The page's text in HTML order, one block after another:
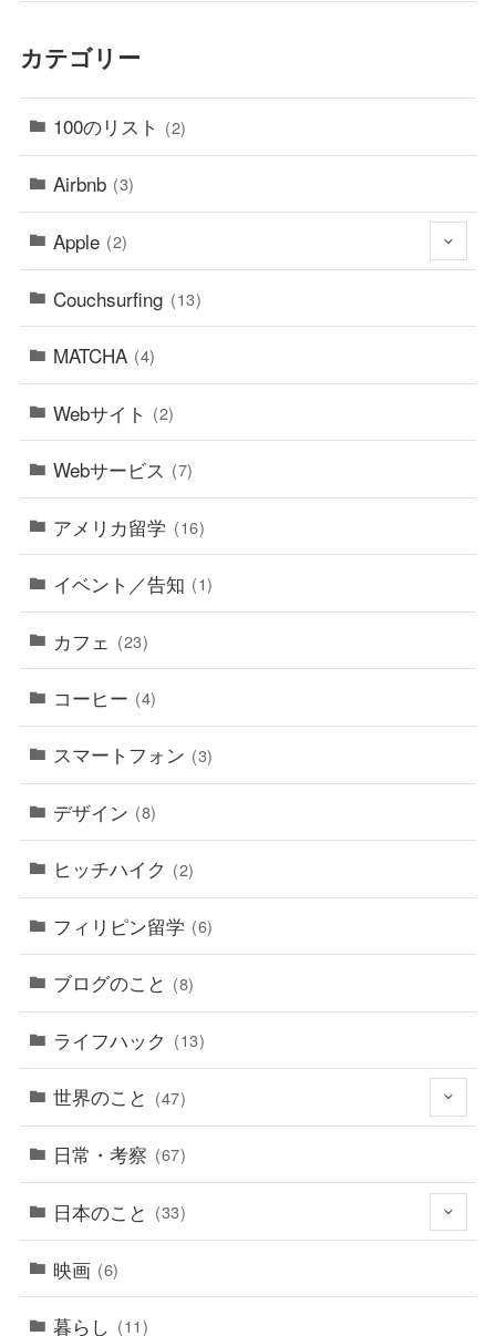
カテゴリー
100のリスト (2)
Airbnb (3)
Apple (2)
Couchsurfing (13)
MATCHA (4)
Webサイト (2)
Webサービス (7)
アメリカ留学 (16)
イベント／告知 (1)
カフェ (23)
コーヒー (4)
スマートフォン (3)
デザイン (8)
ヒッチハイク (2)
フィリピン留学 (6)
ブログのこと (8)
ライフハック (13)
世界のこと (47)
日常・考察 (67)
日本のこと (33)
映画 (6)
暮らし (11)